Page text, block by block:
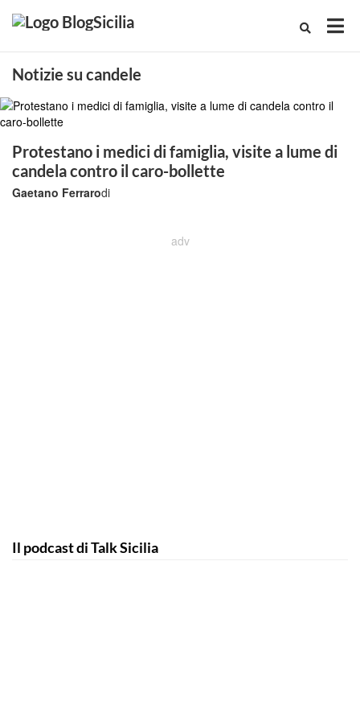
Notizie su candele
Protestano i medici di famiglia, visite a lume di
candela contro il caro-bollette
di
Gaetano Ferraro
Il podcast di Talk Sicilia